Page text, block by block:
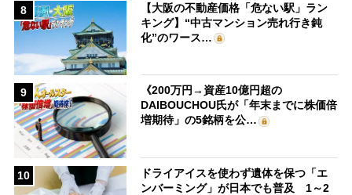
8
【大阪の不動産価格「危ない駅」ラン
キング】“中古マンション売れ行き鈍
化”のワース…
9
《200万円→資産10億円超の
DAIBOUCHOU氏が「年末までに株価倍
増期待」の5銘柄を公…
10
ドライアイスを使わず遺体を保つ「エ
ンバーミング」が日本でも普及 1～2